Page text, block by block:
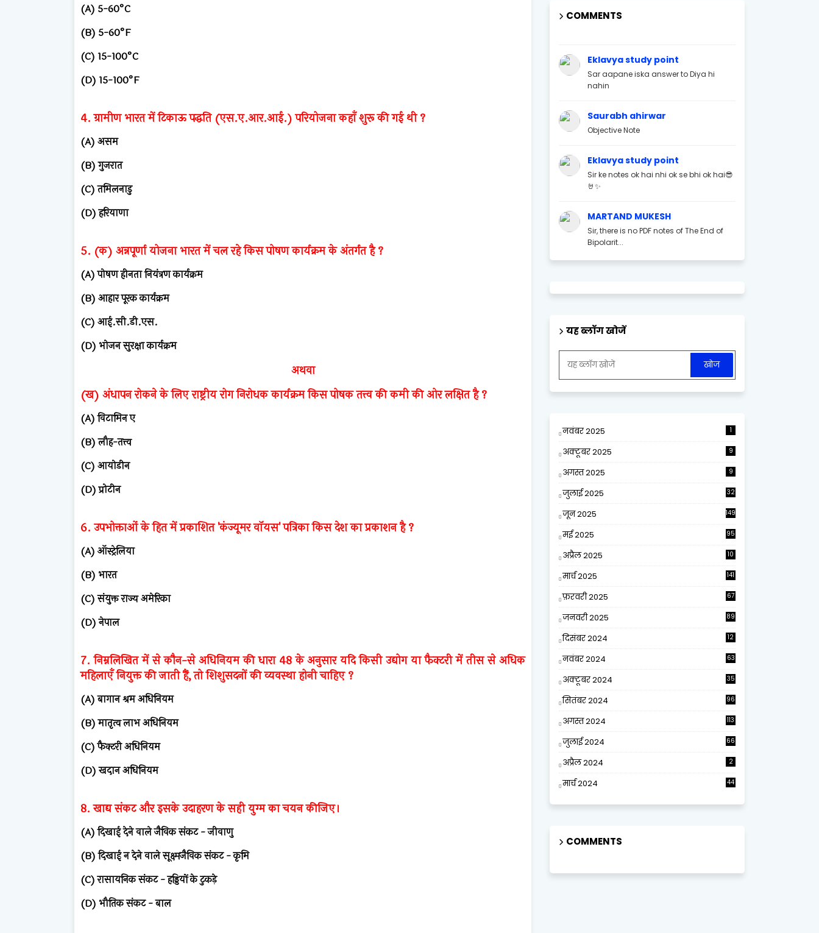
(A) 5-60°C
(B) 5-60°F
(C) 15-100°C
(D) 15-100°F
4. ग्रामीण भारत में टिकाऊ पद्धति (एस.ए.आर.आई.) परियोजना कहाँ शुरू की गई थी ?
(A) असम
(B) गुजरात
(C) तमिलनाडु
(D) हरियाणा
5. (क) अन्नपूर्णा योजना भारत में चल रहे किस पोषण कार्यक्रम के अंतर्गत है ?
(A) पोषण हीनता नियंत्रण कार्यक्रम
(B) आहार पूरक कार्यक्रम
(C) आई.सी.डी.एस.
(D) भोजन सुरक्षा कार्यक्रम
अथवा
(ख) अंधापन रोकने के लिए राष्ट्रीय रोग निरोधक कार्यक्रम किस पोषक तत्त्व की कमी की ओर लक्षित है ?
(A) विटामिन ए
(B) लौह-तत्त्व
(C) आयोडीन
(D) प्रोटीन
6. उपभोक्ताओं के हित में प्रकाशित 'कंज्यूमर वॉयस' पत्रिका किस देश का प्रकाशन है ?
(A) ऑस्ट्रेलिया
(B) भारत
(C) संयुक्त राज्य अमेरिका
(D) नेपाल
7. निम्नलिखित में से कौन-से अधिनियम की धारा 48 के अनुसार यदि किसी उद्योग या फैक्टरी में तीस से अधिक
महिलाएँ नियुक्त की जाती हैं, तो शिशुसदनों की व्यवस्था होनी चाहिए ?
(A) बागान श्रम अधिनियम
(B) मातृत्व लाभ अधिनियम
(C) फैक्टरी अधिनियम
(D) खदान अधिनियम
8. खाद्य संकट और इसके उदाहरण के सही युग्म का चयन कीजिए।
(A) दिखाई देने वाले जैविक संकट - जीवाणु
(B) दिखाई न देने वाले सूक्ष्मजैविक संकट - कृमि
(C) रासायनिक संकट - हड्डियों के टुकड़े
(D) भौतिक संकट - बाल
COMMENTS
Eklavya study point
Sar aapane iska answer to Diya hi
nahin
Saurabh ahirwar
Objective Note
Eklavya study point
Sir ke notes ok hai nhi ok se bhi ok hai😎
🤘✨
MARTAND MUKESH
Sir, there is no PDF notes of The End of
Bipolarit...
यह ब्लॉग खोजें
नवंबर 2025 1
अक्टूबर 2025 9
अगस्त 2025 9
जुलाई 2025 32
जून 2025 149
मई 2025 95
अप्रैल 2025
10
मार्च 2025 141
फ़रवरी 2025 67
जनवरी 2025 89
दिसंबर 2024
12
नवंबर 2024 63
अक्टूबर 2024 35
सितंबर 2024 96
अगस्त 2024 113
जुलाई 2024 66
अप्रैल 2024 2
मार्च 2024 44
COMMENTS